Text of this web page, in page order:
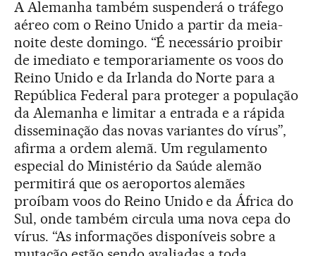
A Alemanha também suspenderá o tráfego
aéreo com o Reino Unido a partir da meia-
noite deste domingo. “É necessário proibir
de imediato e temporariamente os voos do
Reino Unido e da Irlanda do Norte para a
República Federal para proteger a população
da Alemanha e limitar a entrada e a rápida
disseminação das novas variantes do vírus”,
afirma a ordem alemã. Um regulamento
especial do Ministério da Saúde alemão
permitirá que os aeroportos alemães
proíbam voos do Reino Unido e da África do
Sul, onde também circula uma nova cepa do
vírus. “As informações disponíveis sobre a